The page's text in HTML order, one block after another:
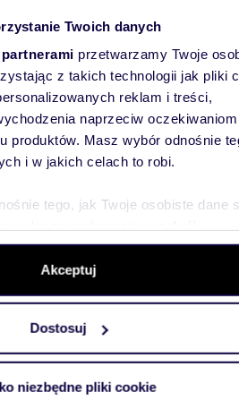
Twoich danych
przetwarzamy Twoje
z takich technologii jak pliki
reklam i treści,
naprzeciw oczekiwaniom
produktów. Masz wybór odnośnie
i w jakich celach to robi.
tego, jak Twoje osobiste dane
plików cookie możesz zmienić
dowolnej chwili.
i analizować ruch w
jak korzystasz z naszej witryny,
mogą połączyć te informacje z
Akceptuj
Dostosuj
niezbędne pliki cookie
589
Zapraszam do nowoczesnego 2-pokojowego